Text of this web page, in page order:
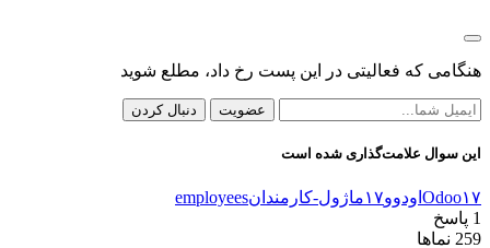
هنگامی که فعالیتی در این پست رخ داد، مطلع شوید
عضویت دنبال کردن
این سوال علامت‌گذاری شده است
Odoo۱۷ اودوو۱۷ ماژول-کارمندانemployees
1 پاسخ
259 نماها